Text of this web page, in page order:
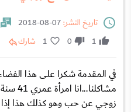
تاريخ النشر:
1
0
1 شارك
في المقدمة شكرا على هذا
زوجي عن حب وهو كذلك هذا